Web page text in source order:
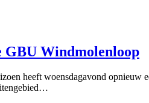
GBU Windmolenloop
heeft woensdagavond opnieuw